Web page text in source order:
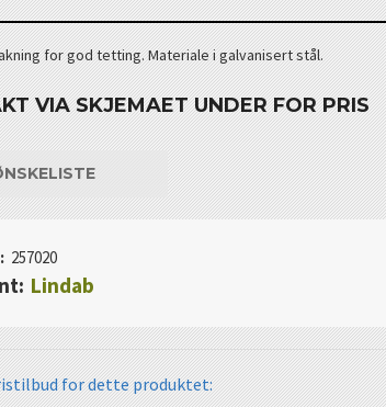
for god tetting. Materiale i galvanisert stål.
VIA SKJEMAET UNDER FOR PRIS
257020
Lindab
for dette produktet: